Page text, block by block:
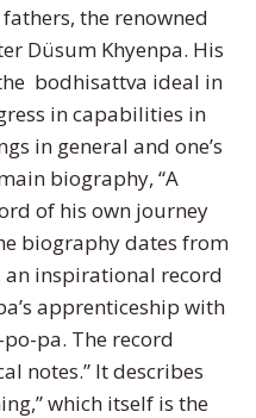
the renowned
Düsum Khyenpa. His
bodhisattva ideal in
in capabilities in
in general and one’s
biography, “A
of his own journey
biography dates from
an inspirational record
apprenticeship with
pa. The record
notes.” It describes
which itself is the